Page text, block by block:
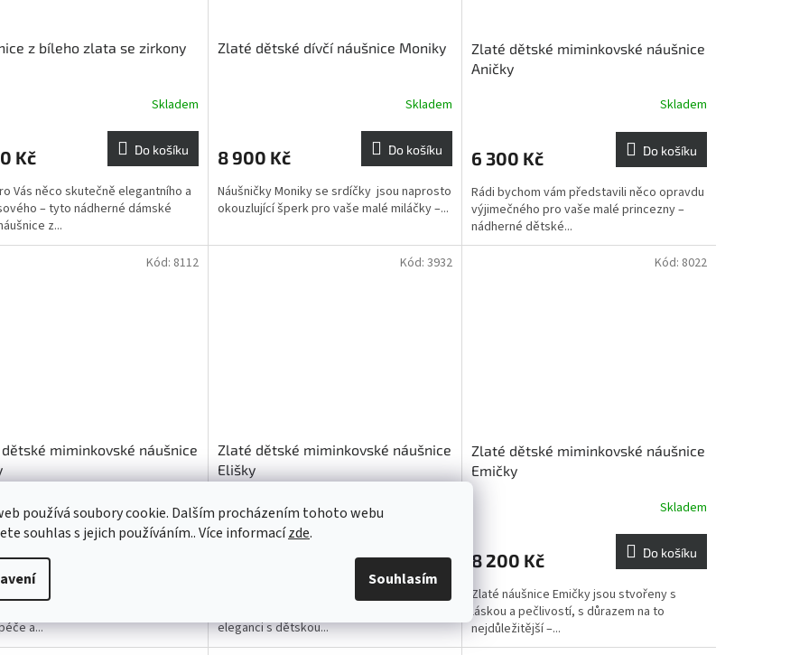
používá soubory cookie. Dalším procházením tohoto webu
souhlas s jejich používáním.. Více informacízde.
Souhlasím
z bíleho zlata se zirkony
Skladem
Kč Do košíku
Vás něco skutečně elegantního a
– tyto nádherné dámské
z...
Zlaté dětské dívčí náušnice Moniky
Skladem
8 900 Kč Do košíku
Náušničky Moniky se srdíčky jsou naprosto
okouzlující šperk pro vaše malé miláčky –...
Zlaté dětské miminkovské náušnice
Aničky
je
z
5
hvězdiček.
Skladem
6 300 Kč Do košíku
Rádi bychom vám představili něco opravdu
výjimečného pro vaše malé princezny –
nádherné dětské...
miminkovské náušnice
Skladem
Kč
náušnice Elinky nejsou jen
a...
Kód: 8112
Zlaté dětské miminkovské náušnice
Elišky
Náušničky Elišky jsou dokonalý a luxusní
eleganci s dětskou...
Kód: 3932
Zlaté dětské miminkovské náušnice
Emičky
Skladem
8 200 Kč Do košíku
Zlaté náušnice Emičky jsou stvořeny s
láskou a pečlivostí, s důrazem na to
nejdůležitější –...
Kód: 8022